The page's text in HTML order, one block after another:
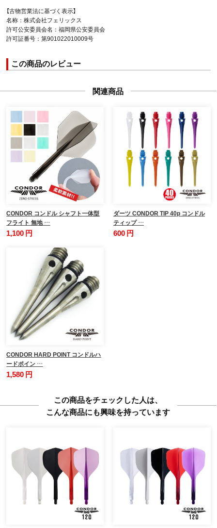
【古物営業法に基づく表示】
名称：株式会社フェリックス
許可公安委員会名：福岡県公安委員会
許可証番号：第901022010009号
この商品のレビュー
関連商品
CONDOR コンドル シャフト一体型
フライト 無地 …
1,100 円
ダーツ CONDOR TIP 40p コンドル
ティップ …
600 円
CONDOR HARD POINT コンドルハ
ードポイン …
1,580 円
この商品をチェックした人は、
こんな商品にも興味を持っています